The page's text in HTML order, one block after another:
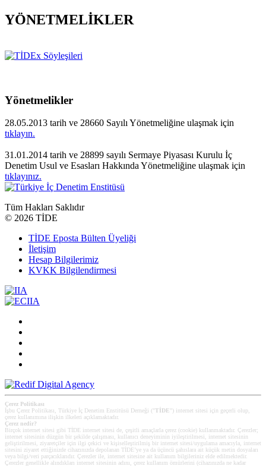
YÖNETMELİKLER
Yönetmelikler
28.05.2013 tarih ve 28660 Sayılı Yönetmeliğine ulaşmak için
tıklayın.
31.01.2014 tarih ve 28899 sayılı Sermaye Piyasası Kurulu İç
Denetim Usul ve Esasları Hakkında Yönetmeliğine ulaşmak için
tıklayınız.
Tüm Hakları Saklıdır
© 2026 TİDE
TİDE Eposta Bülten Üyeliği
İletişim
Hesap Bilgilerimiz
KVKK Bilgilendirmesi
Çerez Politikası
İşbu Çerez Politikası, Türkiye İç Denetim Enstitüsü Derneği (" TİDE ") internet sitesi için geçerli olup,
çerez kullanımına ilişkin ilkeleri açıklamaktadır.
Çerez nedir?
Birçok internet sitesi gibi TİDE internet sitesi de, çeşitli amaçlarla çerez (cookie) kullanmaktadır. Çerezler;
internet sitesinin düzgün bir şekilde çalışması, kullanıcı deneyiminin iyileştirilmesi, internet sitesinin
geliştirilmesi, ziyaretçiler için ilgi çekici ve kişiselleştirilmiş bir internet sitesi/uygulama amacıyla, internet
sitesini ziyaret ettiğinizde cihazınızda depolanan TİDE’ye ya da üçüncü şahıslara ait küçük metin dosyaları
veya bilgi/veri parçacıklarıdır. Çerezler ile, internet sitesine ait kullanım bilgileriniz elde edilmektedir.
Çerezler genellikle alındıkları internet sitesinin adını, çerez kullanım ömürlerini (cihazınızda ne kadar